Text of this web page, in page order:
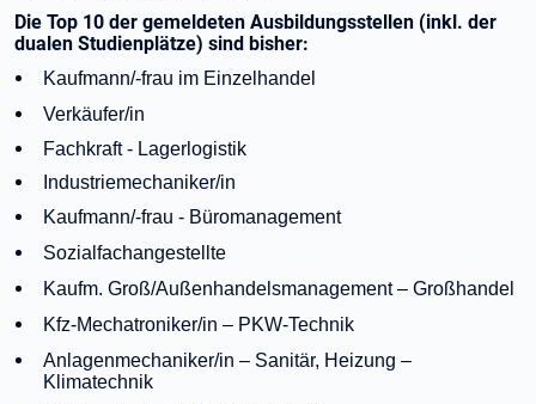
Die Top 10 der gemeldeten Ausbildungsstellen (inkl. der
dualen Studienplätze) sind bisher:
Kaufmann/-frau im Einzelhandel
Verkäufer/in
Fachkraft - Lagerlogistik
Industriemechaniker/in
Kaufmann/-frau - Büromanagement
Sozialfachangestellte
Kaufm. Groß/Außenhandelsmanagement – Großhandel
Kfz-Mechatroniker/in – PKW-Technik
Anlagenmechaniker/in – Sanitär, Heizung –
Klimatechnik